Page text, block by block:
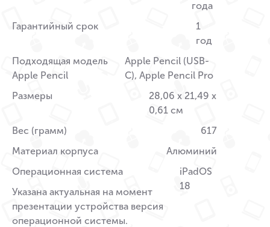
года
Гарантийный срок
1
год
Подходящая модель
Apple Pencil
Apple Pencil (USB-
C), Apple Pencil Pro
Размеры
28,06 x 21,49 x
0,61 см
Вес (грамм)
617
Материал корпуса
Алюминий
Операционная система
Указана актуальная на момент
презентации устройства версия
операционной системы.
iPadOS
18